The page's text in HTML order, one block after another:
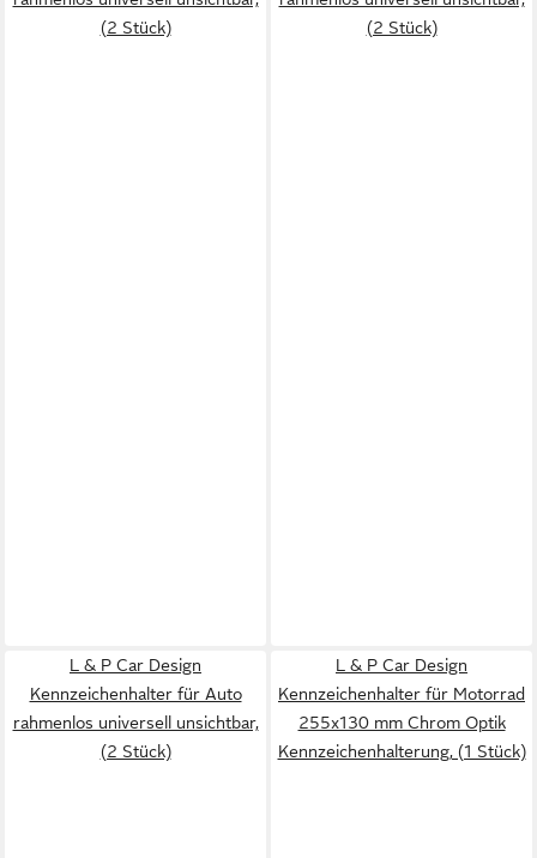
(2 Stück)
(2 Stück)
L & P Car Design
Kennzeichenhalter für Auto
rahmenlos universell unsichtbar,
(2 Stück)
L & P Car Design
Kennzeichenhalter für Motorrad
255x130 mm Chrom Optik
Kennzeichenhalterung, (1 Stück)